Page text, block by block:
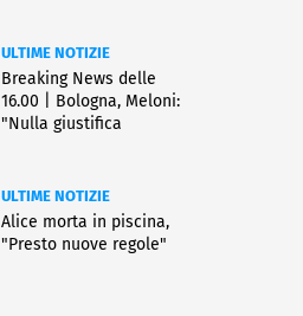
ULTIME NOTIZIE
Breaking News delle
16.00 | Bologna, Meloni:
"Nulla giustifica
ULTIME NOTIZIE
Alice morta in piscina,
"Presto nuove regole"